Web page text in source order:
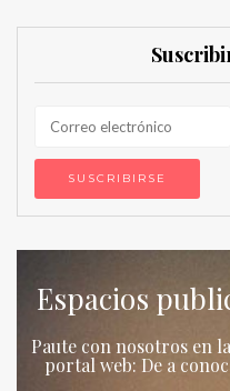
Espacios
Paute con nosotros en
portal web: De a